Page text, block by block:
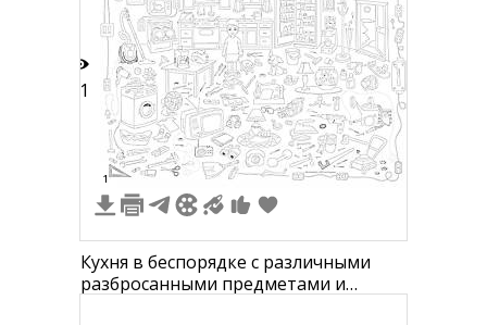
11
1
Кухня в беспорядке с различными
разбросанными предметами и